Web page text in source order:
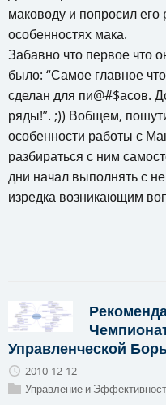
маководу и попросил его
особенностях мака.
Забавно что первое что
было: “Самое главное
сделан для пи@#$асов.
ряды!”. ;)) Вобщем,
особенности работы с
разбираться с ним
дни начал выполнять с
изредка возникающим
Управленческой
2010-12-12
Управление и